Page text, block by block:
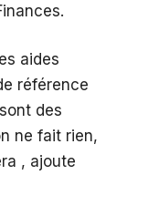
aides
référence
des
ne fait rien,
, ajoute